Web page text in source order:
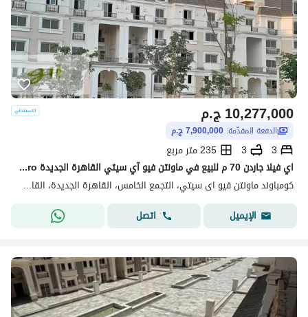
ج.م10,277,000
الدفعة المقدّمة: 7,900,000 ج.م
3
3
235 متر مربع
اي فيلا جاردن 70 م للبيع في ماونتن فيو آي سيتي القاهرة الجديدة Mountain View iCity New Cairo
كومباوند ماونتن فيو اى سيتي، التجمع الخامس، القاهرة الجديدة، القاهرة
الإيميل
اتصل